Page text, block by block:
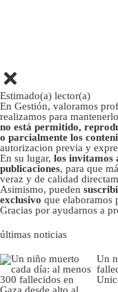
Estimado(a) lector(a)
En Gestión, valoramos
realizamos para
no está permitido,
o parcialmente los
autorizacion previa y
En su lugar, los invitamos
publicaciones, para que
veraz y de calidad
Asimismo, pueden
exclusivo que elaboramos
Gracias por ayudarnos a
últimas noticias
Un